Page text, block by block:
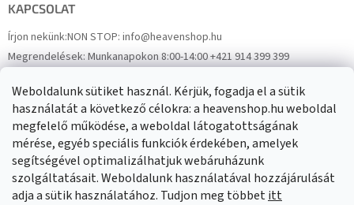
Weboldalunk sütiket használ. Kérjük, fogadja el a sütik
használatát a következő célokra: a heavenshop.hu weboldal
megfelelő működése, a weboldal látogatottságának
mérése, egyéb speciális funkciók érdekében, amelyek
segítségével optimalizálhatjuk webáruházunk
szolgáltatásait. Weboldalunk használatával hozzájárulását
adja a sütik használatához. Tudjon meg többetitt
KAPCSOLAT
Írjon nekünk:NON STOP: info@heavenshop.hu
Megrendelések:Munkanapokon 8:00-14:00 +421 914 399 399
FacebookHeavenShop.sk
Eredményeink